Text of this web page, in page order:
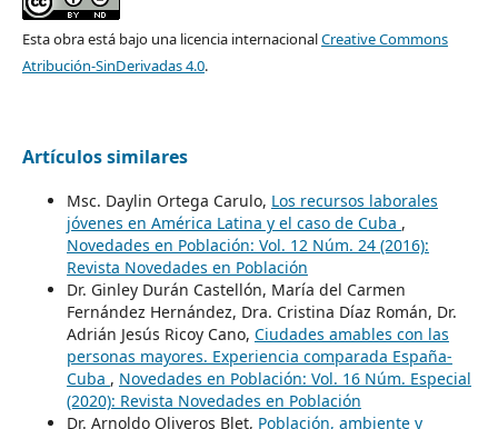
Esta obra está bajo una licencia internacionalCreative Commons
Atribución-SinDerivadas 4.0.
Artículos similares
Msc. Daylin Ortega Carulo, Los recursos laborales
jóvenes en América Latina y el caso de Cuba ,
Novedades en Población: Vol. 12 Núm. 24 (2016):
Revista Novedades en Población
Dr. Ginley Durán Castellón, María del Carmen
Fernández Hernández, Dra. Cristina Díaz Román, Dr.
Adrián Jesús Ricoy Cano, Ciudades amables con las
personas mayores. Experiencia comparada España-
Cuba , Novedades en Población: Vol. 16 Núm. Especial
(2020): Revista Novedades en Población
Dr. Arnoldo Oliveros Blet, Población, ambiente y